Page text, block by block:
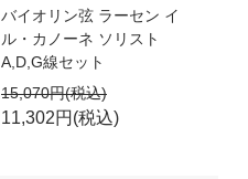
バイオリン弦 ラーセン イ
ル・カノーネ ソリスト
A,D,G線セット
15,070円(税込)
11,302円(税込)